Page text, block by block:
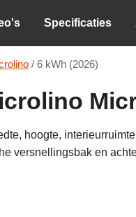
Specificaties
/ 6 kWh (2026)
hoogte,
versnellingsbak en